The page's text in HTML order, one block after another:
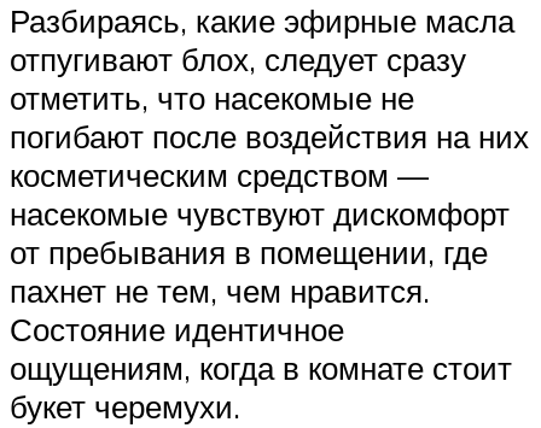
Разбираясь, какие эфирные масла
отпугивают блох, следует сразу
отметить, что насекомые не
погибают после воздействия на них
косметическим средством —
насекомые чувствуют дискомфорт
от пребывания в помещении, где
пахнет не тем, чем нравится.
Состояние идентичное
ощущениям, когда в комнате стоит
букет черемухи.